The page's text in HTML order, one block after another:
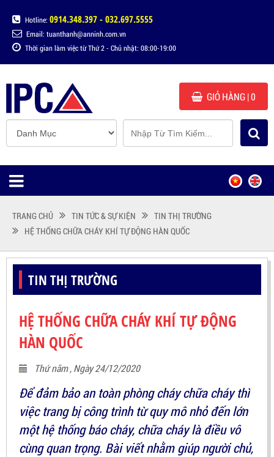
Hotline: 0914.348.397 - 032.697.5555
Email: tuanthanh@anninh.com.vn
Thời gian làm việc từ Thứ 2 - Chủ nhật: 08:00-19:00
GIỎ HÀNG| 0
TRANG CHỦ TIN TỨC & SỰ KIỆN
TIN THỊ TRƯỜNG
HỆ THỐNG CHỮA CHÁY KHÍ TỰ ĐỘNG HÀN QUỐC
TIN THỊ TRƯỜNG
HỆ THỐNG CHỮA CHÁY KHÍ TỰ ĐỘNG
HÀN QUỐC
Thứ năm , Ngày 24/12/2020
Để đảm bảo an toàn phòng cháy chữa cháy thì
việc trang bị công trình từ quy mô nhỏ đến lớn
một hệ thống báo cháy, chữa cháy là điều vô
cùng quan trọng. Bài viết nhằm giúp người chủ,